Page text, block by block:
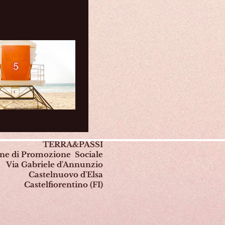
TERRA&PASSI
di Promozione Sociale
Via Gabriele d'Annunzio
Castelnuovo d'Elsa
Castelfiorentino (FI)